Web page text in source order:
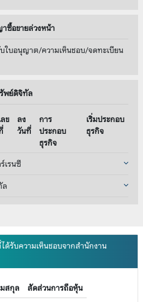
ซื้อขายล่วงหน้า
ใบอนุญาต/ความเห็นชอบ/จดทะเบียน
พย์ดิจิทัล
ข
ลง
วันที่
การ
ประกอบ
ธุรกิจ
เริ่มประกอบ
ธุรกิจ
เรนซี
ล
รับความเห็นชอบจากสำนักงาน
สกุล
สัดส่วนการถือหุ้น